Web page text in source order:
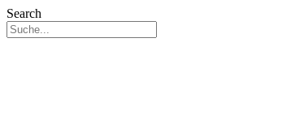
Search